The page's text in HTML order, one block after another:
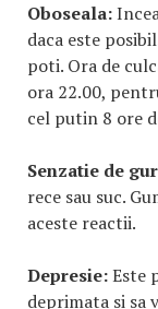
Oboseala:
daca este
poti. Ora de
ora 22.00,
cel putin 8 ore
Senzatie de
rece sau suc.
aceste reactii.
Depresie:Este
deprimata si sa